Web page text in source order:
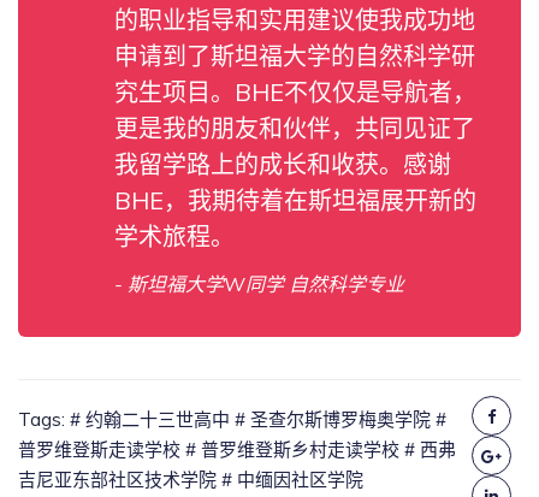
的职业指导和实用建议使我成功地
申请到了斯坦福大学的自然科学研
究生项目。BHE不仅仅是导航者，
更是我的朋友和伙伴，共同见证了
我留学路上的成长和收获。感谢
BHE，我期待着在斯坦福展开新的
学术旅程。
- 斯坦福大学W同学 自然科学专业
Tags: # 约翰二十三世高中 # 圣查尔斯博罗梅奥学院 #
普罗维登斯走读学校 # 普罗维登斯乡村走读学校 # 西弗
吉尼亚东部社区技术学院 # 中缅因社区学院